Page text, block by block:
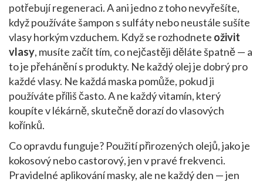
potřebují regeneraci. A ani jedno z toho nevyřešíte,
když používáte šampon s sulfáty nebo neustále sušíte
vlasy horkým vzduchem. Když se rozhodnete oživit
vlasy, musíte začít tím, co nejčastěji děláte špatně — a
to je přehánění s produkty. Ne každý olej je dobrý pro
každé vlasy. Ne každá maska pomůže, pokud ji
používáte příliš často. A ne každý vitamín, který
koupíte v lékárně, skutečně dorazí do vlasových
kořínků.
Co opravdu funguje? Použití přirozených olejů, jako je
kokosový nebo castorový, jen v pravé frekvenci.
Pravidelné aplikování masky, ale ne každý den — jen